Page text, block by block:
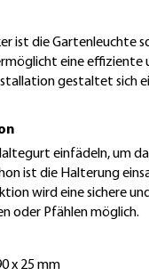
ist die Gartenleuchte
eine effiziente
gestaltet sich
einfädeln, um
ist die Halterung
wird eine sichere
oder Pfählen möglich.
x 25 mm